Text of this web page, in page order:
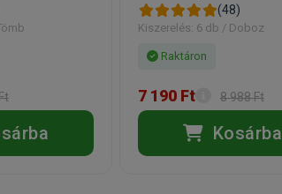
(48)
Kiszerelés: 6 db / Doboz
Raktáron
7 190 Ft 8 988 Ft
Kosárba